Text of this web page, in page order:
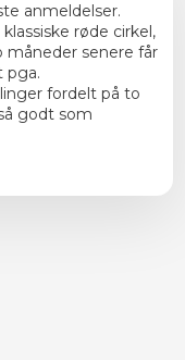
anmeldelser.
røde cirkel,
senere får
pga.
fordelt på to
godt som